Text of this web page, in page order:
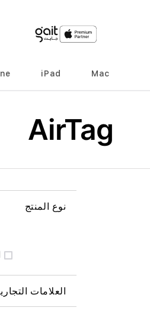
Mac
iPad
AirTag
نوع المنتج
العلامات